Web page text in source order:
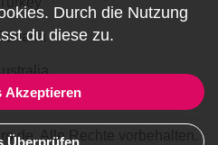
Alle Rechte vorbehalten.
. Durch die Nutzung
du diese zu.
Akzeptieren
Überprüfen